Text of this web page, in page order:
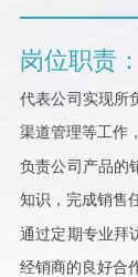
岗位职责：
代表公司实现所
渠道管理等工作
负责公司产品的
知识，完成销售
通过定期专业拜
经销商的良好合